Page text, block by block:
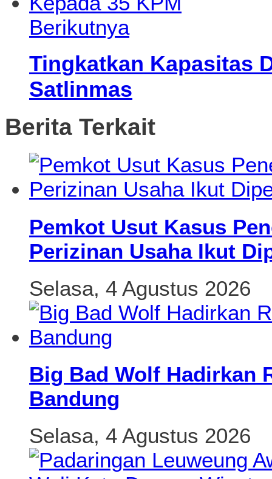
Berikutnya
Tingkatkan Kapasitas
Satlinmas
Berita Terkait
Pemkot Usut Kasus
Perizinan Usaha Ikut
Selasa, 4 Agustus 2026
Big Bad Wolf Hadirkan
Bandung
Selasa, 4 Agustus 2026